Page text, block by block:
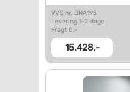
VVS nr. DNA195
Levering 1-2 dage
Fragt 0,-
15.428,-